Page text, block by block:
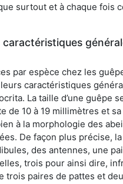
surtout et à chaque fois
caractéristiques
par espèce chez les
caractéristiques
La taille d’une guêpe
de 10 à 19 millimètres et
à la morphologie des
De façon plus précise,
des antennes, une
trois pour ainsi dire,
trois paires de pattes et